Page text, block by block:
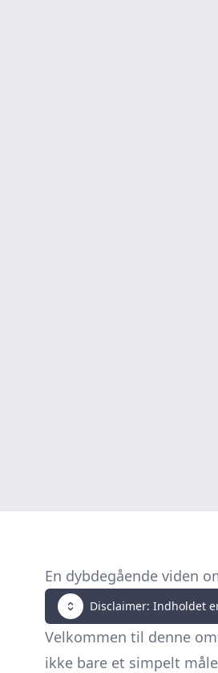
En dybdegående viden
Disclaimer: Indholdet
Velkommen til denne
ikke bare et simpelt